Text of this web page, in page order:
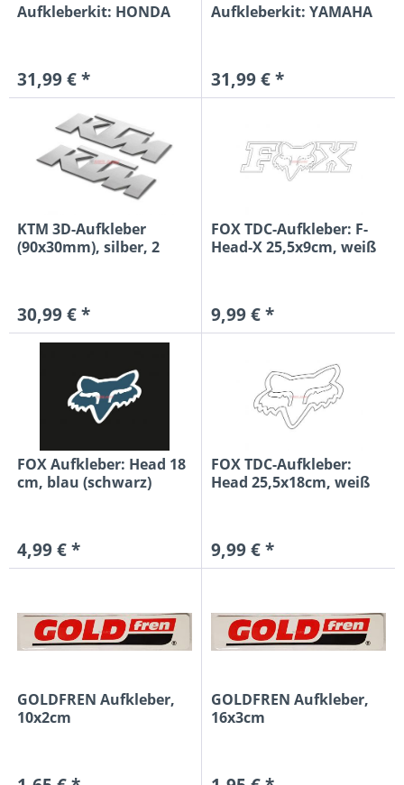
Aufkleberkit: HONDA
31,99 € *
Aufkleberkit: YAMAHA
31,99 € *
KTM 3D-Aufkleber
(90x30mm), silber, 2
30,99 € *
FOX TDC-Aufkleber: F-
Head-X 25,5x9cm, weiß
9,99 € *
FOX Aufkleber: Head 18
cm, blau (schwarz)
4,99 € *
FOX TDC-Aufkleber:
Head 25,5x18cm, weiß
9,99 € *
GOLDFREN Aufkleber,
10x2cm
GOLDFREN Aufkleber,
16x3cm